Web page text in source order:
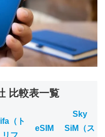
比較表一覧
（ト
リフ
eSIM
Sky
SiM（ス